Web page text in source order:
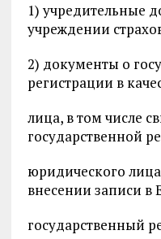
1) учредительные
учреждении
2) документы о
регистрации в
лица, в том числе
государственной
юридического
внесении записи в
государственный